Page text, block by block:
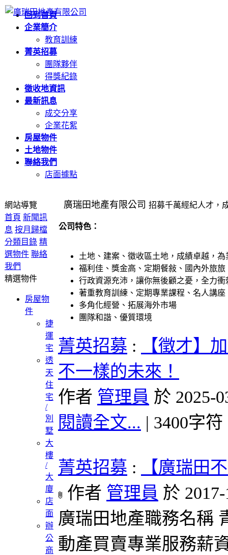
回到首頁
企業簡介
教育訓練
菁英招募
團隊夥伴
得獎紀錄
徵收地資訊
最新訊息
成交分享
企業花絮
房屋物件
土地物件
聯絡我們
店面據點
網站導覽
首頁 新聞訊
息 按月歸檔
分類目錄 精
選物件 聯絡
我們
精選物件
房屋物
件
捷
運
宅
透
天
住
宅
/
別
墅
大
樓
/
大
廈
店
面
辦
公
商
廣瑞田地產有限公司 招募千萬經紀人才 ，
公司特色：
土地、建案、徵收區土地，成績卓越，為
福利佳、獎金高、定期餐敍、國內外旅旅
行政資源充沛，讓你無後顧之憂，全力衝
著重教育訓練、定期專業課程、名人講座
多角化經營、拓展海外市場
團隊和諧、優質環境
菁英招募 :
【徵才】
不一樣的未來！
作者 管理員 於 2025-
閱讀全文... | 3400字
菁英招募 :
【廣瑞田
作者 管理員 於
廣瑞田地產職務名稱
動產買賣專業服務薪